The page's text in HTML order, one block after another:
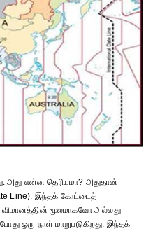
அது என்ன தெரியுமா? அதுதான்
Line). இந்தக் கோட்டைத்
விமானத்தின் மூலமாகவோ அல்லது
ஒரு நாள் மாறுபடுகிறது. இந்தக்